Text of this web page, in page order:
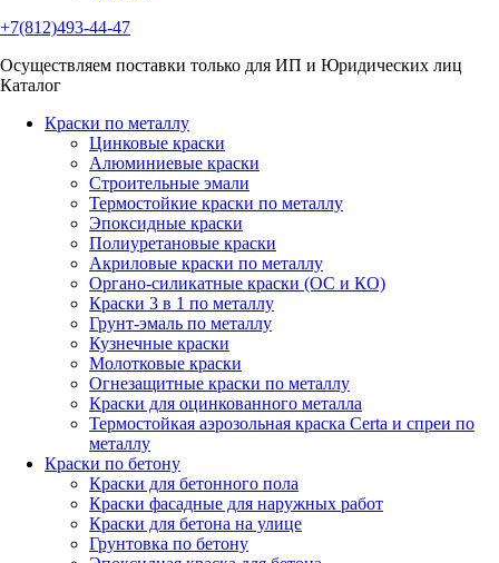
+7(812)493-44-47
Осуществляем поставки только для ИП и Юридических лиц
Каталог
Краски по металлу
Цинковые краски
Алюминиевые краски
Строительные эмали
Термостойкие краски по металлу
Эпоксидные краски
Полиуретановые краски
Акриловые краски по металлу
Органо-силикатные краски (ОС и КО)
Краски 3 в 1 по металлу
Грунт-эмаль по металлу
Кузнечные краски
Молотковые краски
Огнезащитные краски по металлу
Краски для оцинкованного металла
Термостойкая аэрозольная краска Certa и спреи по
металлу
Краски по бетону
Краски для бетонного пола
Краски фасадные для наружных работ
Краски для бетона на улице
Грунтовка по бетону